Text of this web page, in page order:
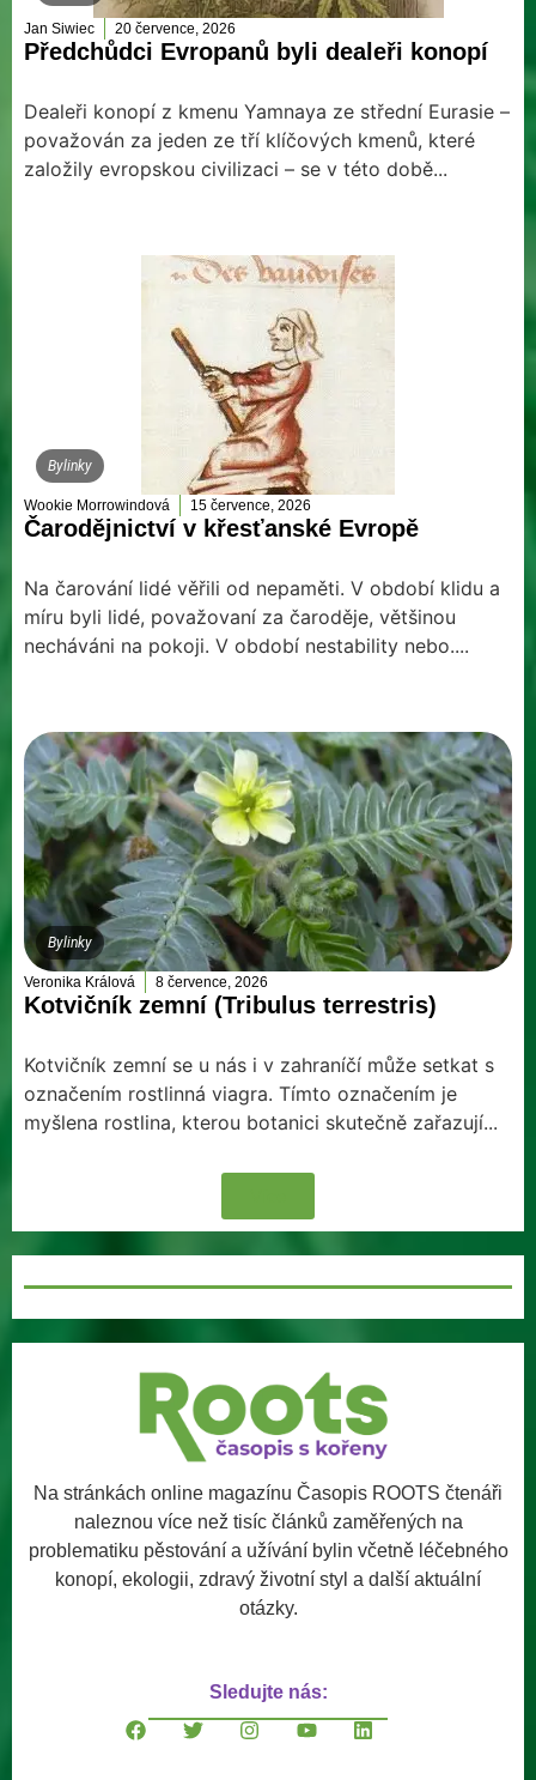
Jan Siwiec 20 července, 2026
Předchůdci Evropanů byli dealeři konopí
Dealeři konopí z kmenu Yamnaya ze střední Eurasie –
považován za jeden ze tří klíčových kmenů, které
založily evropskou civilizaci – se v této době...
Bylinky
Wookie Morrowindová 15 července, 2026
Čarodějnictví v křesťanské Evropě
Na čarování lidé věřili od nepaměti. V období klidu a
míru byli lidé, považovaní za čaroděje, většinou
necháváni na pokoji. V období nestability nebo....
Bylinky
Veronika Králová 8 července, 2026
Kotvičník zemní (Tribulus terrestris)
Kotvičník zemní se u nás i v zahraníčí může setkat s
označením rostlinná viagra. Tímto označením je
myšlena rostlina, kterou botanici skutečně zařazují...
Na stránkách online magazínu Časopis ROOTS čtenáři
naleznou více než tisíc článků zaměřených na
problematiku pěstování a užívání bylin včetně léčebného
konopí, ekologii, zdravý životní styl a další aktuální
otázky.
Sledujte nás: